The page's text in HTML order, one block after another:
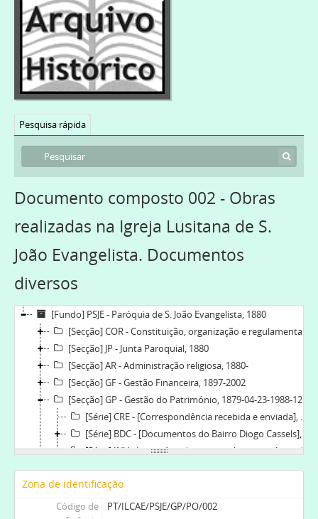
Pesquisa rápida
Documento composto 002 - Obras
realizadas na Igreja Lusitana de S.
João Evangelista. Documentos
diversos
[Fundo] PSJE - Paróquia de S. João Evangelista, 1880
[Secção] COR - Constituição, organização e regulamentação, 1880-03-08
[Secção] JP - Junta Paroquial, 1880
[Secção] AR - Administração religiosa, 1880-
[Secção] GF - Gestão Financeira, 1897-2002
[Secção] GP - Gestão do Património, 1879-04-23-1988-12-09
[Série] CRE - [Correspondência recebida e enviada], 1925-10-08-1925-11-15
[Série] BDC - [Documentos do Bairro Diogo Cassels], 1934-12-12-1977-08-18
[Série] INV - Inventário dos bens móveis e imóveis da Igreja Lusitana, 1917-03-22-1917-03-22
[Série] DSC - Documentos de sepulturas e cemitérios, 1879-04-23-1893-10-30
[Série] AS - Apólices de seguros, 1929-04-1945-04-21
[Série] PO - Processos de obras, 1950-1979-08-24
Zona de identificação
Código de
PT/ILCAE/PSJE/GP/PO/002